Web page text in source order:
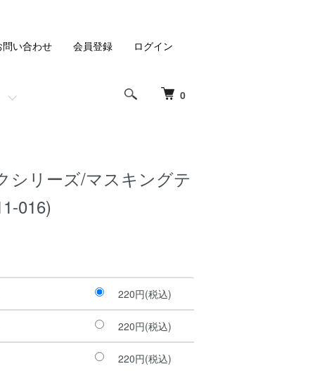
0
問い合わせ 会員登録 ログイン
シリーズ/マスキングテ
016)
220円(税込)
220円(税込)
220円(税込)